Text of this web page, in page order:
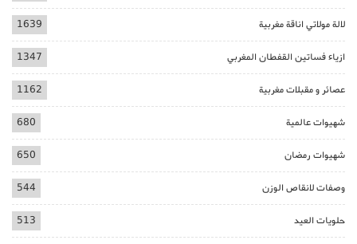
لالة مولاتي اناقة مغربية 1639
ازياء فساتين القفطان المغربي 1347
عصائر و مقبلات مغربية 1162
شهيوات عالمية 680
شهيوات رمضان 650
وصفات لانقاص الوزن 544
حلويات العيد 513